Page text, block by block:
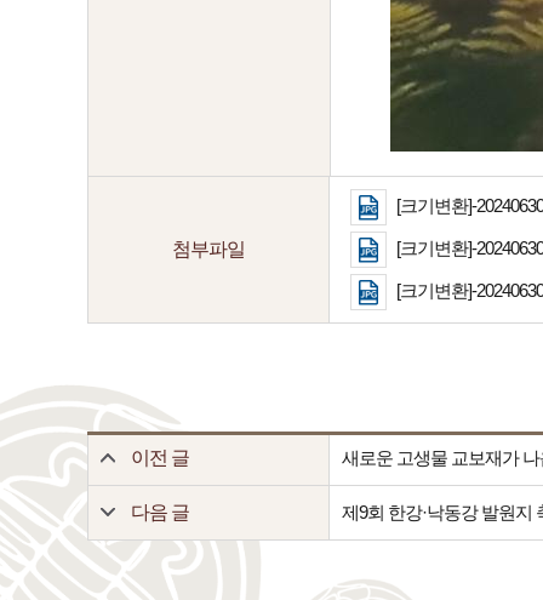
첨부파일
[크기변환]-
[크기변환]-
[크기변환]-
이전 글 새로운 고생물 교보재가
다음 글 제9회 한강·낙동강 발원지